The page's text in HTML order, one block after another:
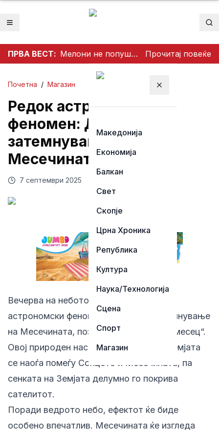
Отвори мени
ПРВА ВЕСТ: Мелони не попушта пред Мадрид: Италија ги задржува контролите со Шпанија Прочитај повеќе
Затвори мени
Македонија
Економија
Балкан
Свет
Скопје
Црна Хроника
Република
Култура
Наука/Технологија
Сцена
Спорт
Магазин
Почетна / Магазин
Редок астрономски
феномен: Делумно
затемнување на
Месечината
7 септември 2025
Вечерва на небото ќе се случи редок
астрономски феномен – делумно затемнување
на Месечината, познато и како „крвав месец“.
Овој природен настан се јавува кога Земјата
се наоѓа помеѓу Сонцето и Месечината, па
сенката на Земјата делумно го покрива
сателитот.
Поради ведрото небо, ефектот ќе биде
особено впечатлив. Месечината ќе изгледа